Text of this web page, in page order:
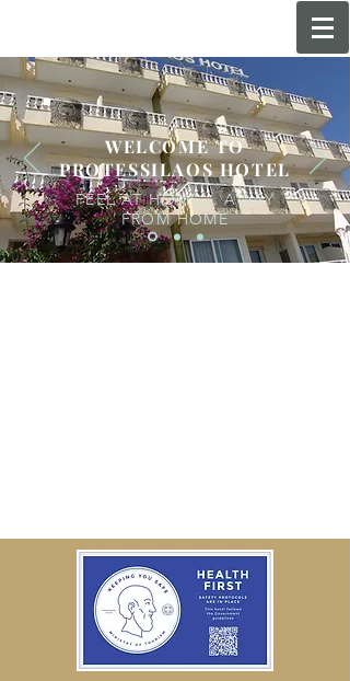
WELCOME TO
PROTESSILAOS HOTEL
FEEL AT HOME... AWAY
FROM HOME